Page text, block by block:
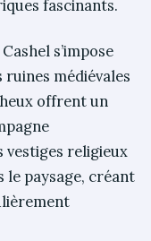
fascinants.
s’impose
médiévales
offrent un
vestiges religieux
le paysage, créant